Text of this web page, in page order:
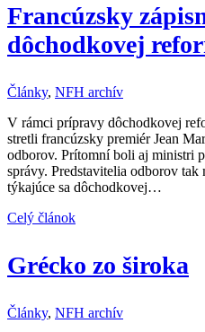
Francúzsky
dôchodkovej
Články, NFH archív
V rámci prípravy dôchodkovej
stretli francúzsky premiér Jean
odborov. Prítomní boli aj ministri
správy. Predstavitelia odborov
týkajúce sa dôchodkovej…
Celý článok
Grécko zo široka
Články, NFH archív